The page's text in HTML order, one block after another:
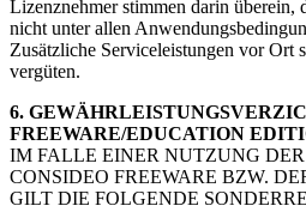
Lizenznehmer stimmen darin überein,
nicht unter allen
Zusätzliche Serviceleistungen vor Ort
vergüten.
6.
FREEWARE/EDUCATION
IM FALLE EINER NUTZUNG
CONSIDEO FREEWARE BZW.
GILT DIE FOLGENDE